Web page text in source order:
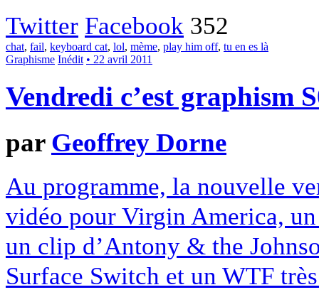
Twitter Facebook 352
chat, fail, keyboard cat, lol, mème, play him off, tu en es là
Graphisme Inédit • 22 avril 2011
Vendredi c’est graphism
par Geoffrey Dorne
Au programme, la nouvelle
vidéo pour Virgin America,
un clip d’Antony & the
Surface Switch et un WTF